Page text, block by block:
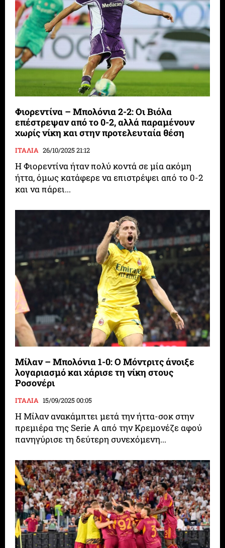
Φιορεντίνα – Μπολόνια 2-2: Οι Βιόλα
επέστρεψαν από το 0-2, αλλά παραμένουν
χωρίς νίκη και στην προτελευταία θέση
ΙΤΑΛΙΑ 26/10/2025 21:12
Η Φιορεντίνα ήταν πολύ κοντά σε μία ακόμη
ήττα, όμως κατάφερε να επιστρέψει από το 0-2
και να πάρει...
Μίλαν – Μπολόνια 1-0: Ο Μόντριτς άνοιξε
λογαριασμό και χάρισε τη νίκη στους
Ροσονέρι
ΙΤΑΛΙΑ 15/09/2025 00:05
Η Μίλαν ανακάμπτει μετά την ήττα-σοκ στην
πρεμιέρα της Serie A από την Κρεμονέζε αφού
πανηγύρισε τη δεύτερη συνεχόμενη...